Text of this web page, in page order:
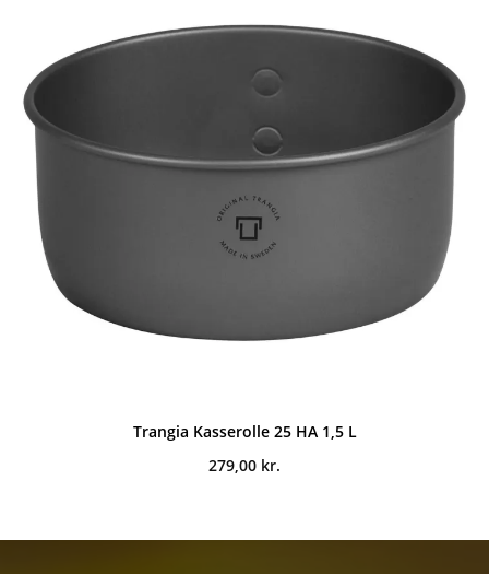
Trangia Kasserolle 25 HA 1,5 L
279,00 kr.